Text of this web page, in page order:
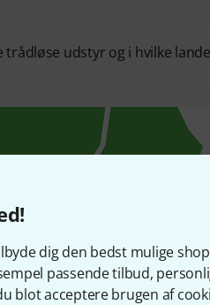
dig den bedst mulige
passende tilbud,
blot acceptere brugen af
udstyr og i hvilke